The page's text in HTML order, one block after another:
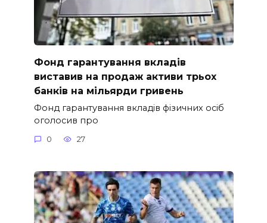
Фонд гарантування вкладів
виставив на продаж активи трьох
банків на мільярди гривень
Фонд гарантування вкладів фізичних осіб
оголосив про
0 27